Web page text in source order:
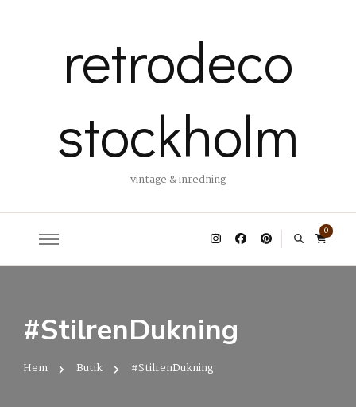
retrodeco
stockholm
vintage & inredning
0
#StilrenDukning
Hem Butik #StilrenDukning